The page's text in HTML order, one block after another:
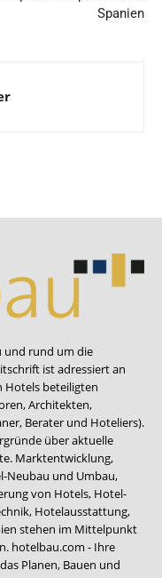
Spanien
und rund um die
ist adressiert an
Hotels beteiligten
Architekten,
Berater und Hoteliers).
über aktuelle
Marktentwicklung,
Neubau und Umbau,
von Hotels, Hotel-
Hotelausstattung,
stehen im Mittelpunkt
hotelbau.com - Ihre
Planen, Bauen und